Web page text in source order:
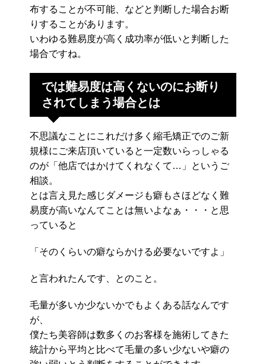
布することが不可能、などと判断した場合お断
りすることがあります。
いわゆる難易度が高く成功率が低いと判断した
場合ですね。
では難易度は高くないのにお断り
されてしまう場合とは
不思議なことにこれだけ多く縮毛矯正でのご新
規様にご来店頂いていると一定数いらっしゃる
のが「他店ではかけてくれなくて…」というご
相談。
とは言え見た感じダメージも癖もさほどなく難
易度が高いなんてことは無いよなぁ・・・と思
っていると
「そのくらいの癖ならかける必要ないですよ」
と言われたんです、とのこと。
毛量が多いか少ないかでもよくある話なんです
が、
僕たち美容師は数多くのお客様を施術してきた
統計から平均と比べて毛量の多い少ないや癖の